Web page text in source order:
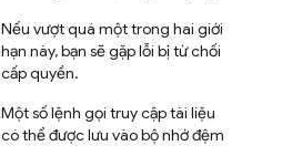
Nếu vượt quá một trong hai giới
hạn này, bạn sẽ gặp lỗi bị từ chối
cấp quyền.
Một số lệnh gọi truy cập tài liệu
có thể được lưu vào bộ nhớ đệm